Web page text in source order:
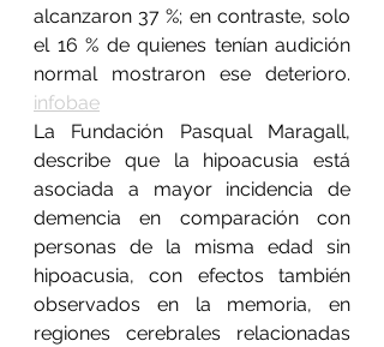
alcanzaron 37 %; en contraste, solo
el 16 % de quienes tenían audición
infobae
La Fundación Pasqual Maragall,
describe que la hipoacusia está
asociada a mayor incidencia de
demencia en comparación con
personas de la misma edad sin
hipoacusia, con efectos también
observados en la memoria, en
regiones cerebrales relacionadas